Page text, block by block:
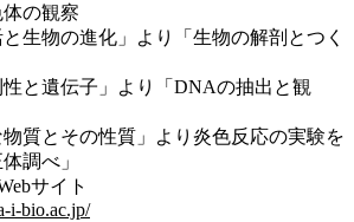
体の観察
生物の進化」より「生物の解剖とつく
性と遺伝子」より「DNAの抽出と観
物質とその性質」より炎色反応の実験を
調べ」
サイト
i-bio.ac.jp/